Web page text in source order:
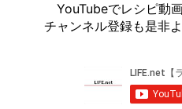
YouTubeでレシピ動
チャンネル登録も是非